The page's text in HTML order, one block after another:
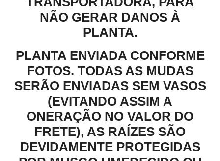
NÃO GERAR DANOS À
PLANTA.
PLANTA ENVIADA CONFORME
FOTOS. TODAS AS MUDAS
SERÃO ENVIADAS SEM VASOS
(EVITANDO ASSIM A
ONERAÇÃO NO VALOR DO
FRETE), AS RAÍZES SÃO
DEVIDAMENTE PROTEGIDAS